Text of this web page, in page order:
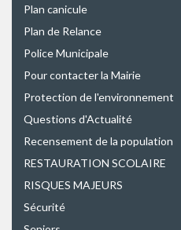
Plan canicule
Plan de Relance
Police Municipale
Pour contacter la Mairie
Protection de l'environnement
Questions d'Actualité
Recensement de la population
RESTAURATION SCOLAIRE
RISQUES MAJEURS
Sécurité